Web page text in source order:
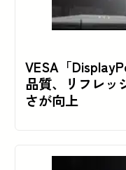
VESA「
品質、リフレッ
さが向上